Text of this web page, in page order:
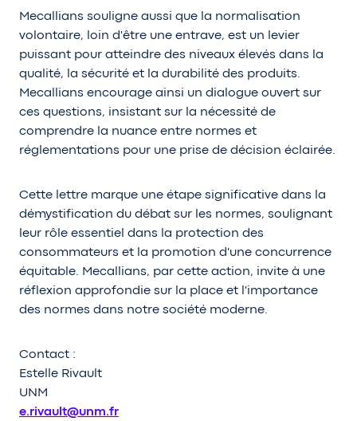
Mecallians souligne aussi que la normalisation
volontaire, loin d'être une entrave, est un levier
puissant pour atteindre des niveaux élevés dans la
qualité, la sécurité et la durabilité des produits.
Mecallians encourage ainsi un dialogue ouvert sur
ces questions, insistant sur la nécessité de
comprendre la nuance entre normes et
réglementations pour une prise de décision éclairée.
Cette lettre marque une étape significative dans la
démystification du débat sur les normes, soulignant
leur rôle essentiel dans la protection des
consommateurs et la promotion d'une concurrence
équitable. Mecallians, par cette action, invite à une
réflexion approfondie sur la place et l'importance
des normes dans notre société moderne.
Contact :
Estelle Rivault
UNM
e.rivault@unm.fr